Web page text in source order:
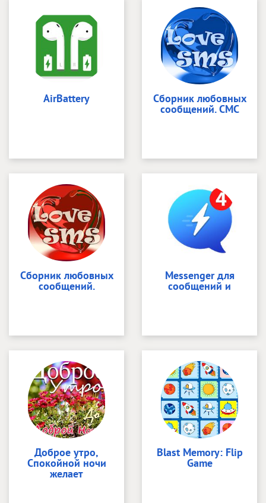
AirBattery Сборник любовных
сообщений. СМС
Сборник любовных
сообщений.
Messenger для
сообщений и
Доброе утро,
Спокойной ночи
желает
Blast Memory: Flip
Game